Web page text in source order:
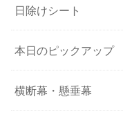
日除けシート
本日のピックアップ
横断幕・懸垂幕